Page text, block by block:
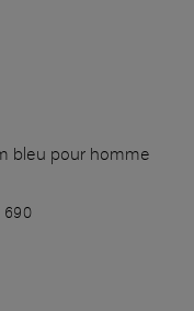
bleu pour homme
690